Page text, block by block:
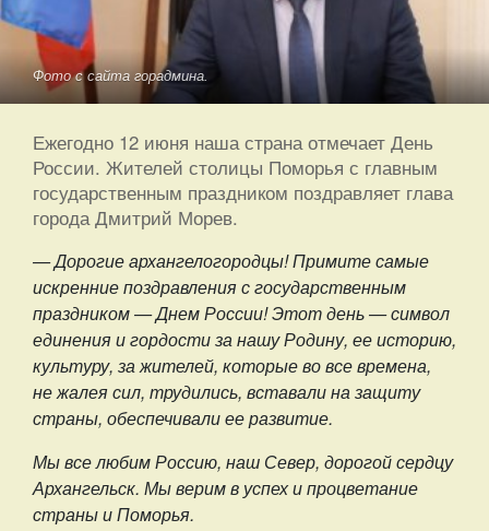
Фото с сайта горадмина.
Ежегодно 12 июня наша страна отмечает День
России. Жителей столицы Поморья с главным
государственным праздником поздравляет глава
города Дмитрий Морев.
— Дорогие архангелогородцы! Примите самые
искренние поздравления с государственным
праздником — Днем России! Этот день — символ
единения и гордости за нашу Родину, ее историю,
культуру, за жителей, которые во все времена,
не жалея сил, трудились, вставали на защиту
страны, обеспечивали ее развитие.
Мы все любим Россию, наш Север, дорогой сердцу
Архангельск. Мы верим в успех и процветание
страны и Поморья.